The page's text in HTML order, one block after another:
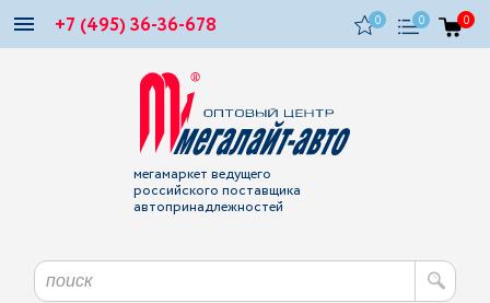
+7 (495) 36-36-678 0 0 0
мегамаркет ведущего
российского поставщика
автопринадлежностей